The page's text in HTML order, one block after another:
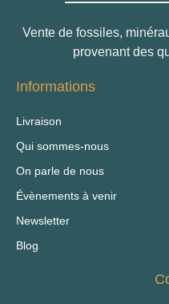
Vente de fossiles,
provenant des
Informations
Livraison
Qui sommes-nous
On parle de nous
Évènements à venir
Newsletter
Blog